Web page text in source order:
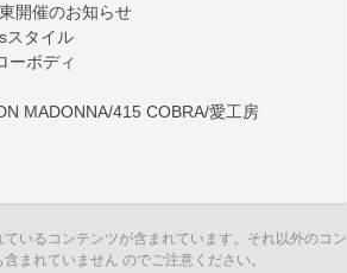
開催のお知らせ
スタイル
ーボディ
MADONNA/415 COBRA/愛工房
いるコンテンツが含まれています。それ以外のコン
まれていません のでご注意ください。